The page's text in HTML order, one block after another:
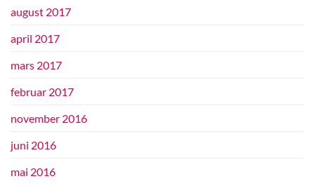
august 2017
april 2017
mars 2017
februar 2017
november 2016
juni 2016
mai 2016